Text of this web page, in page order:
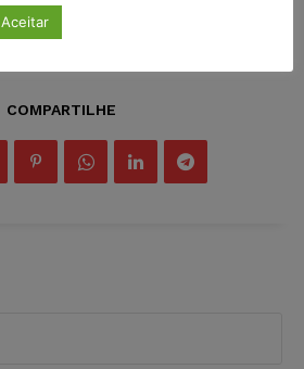
COMPARTILHE
Aceitar